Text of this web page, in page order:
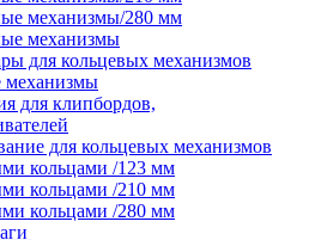
механизмы/280 мм
механизмы
для кольцевых механизмов
для клипбордов,
для кольцевых механизмов
кольцами /123 мм
кольцами /210 мм
кольцами /280 мм